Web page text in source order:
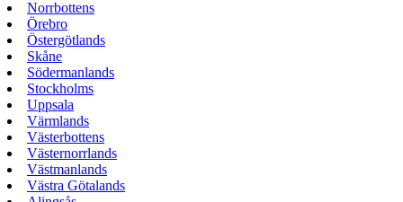
Norrbottens
Örebro
Östergötlands
Skåne
Södermanlands
Stockholms
Uppsala
Värmlands
Västerbottens
Västernorrlands
Västmanlands
Västra Götalands